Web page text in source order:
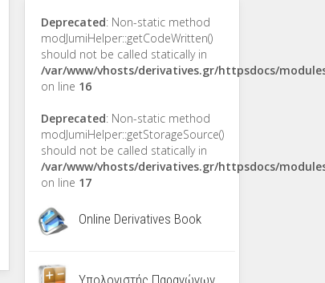
Deprecated: Non-static method
modJumiHelper::getCodeWritten()
should not be called statically in
/var/www/vhosts/derivatives.gr/httpsdocs/
on line 16
Deprecated: Non-static method
modJumiHelper::getStorageSource()
should not be called statically in
/var/www/vhosts/derivatives.gr/httpsdocs/
on line 17
Online Derivatives Book
Υπολογιστής Παραγώγων